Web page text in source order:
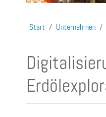
Start Unternehmen